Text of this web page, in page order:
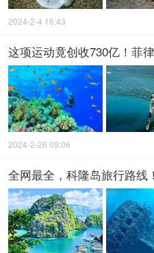
2024-2-4 16:43
这项运动竟创收730亿！
2024-2-26 09:06
全网最全，科隆岛旅行路线！